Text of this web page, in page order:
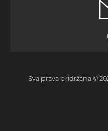
Sva prava pridržana ©